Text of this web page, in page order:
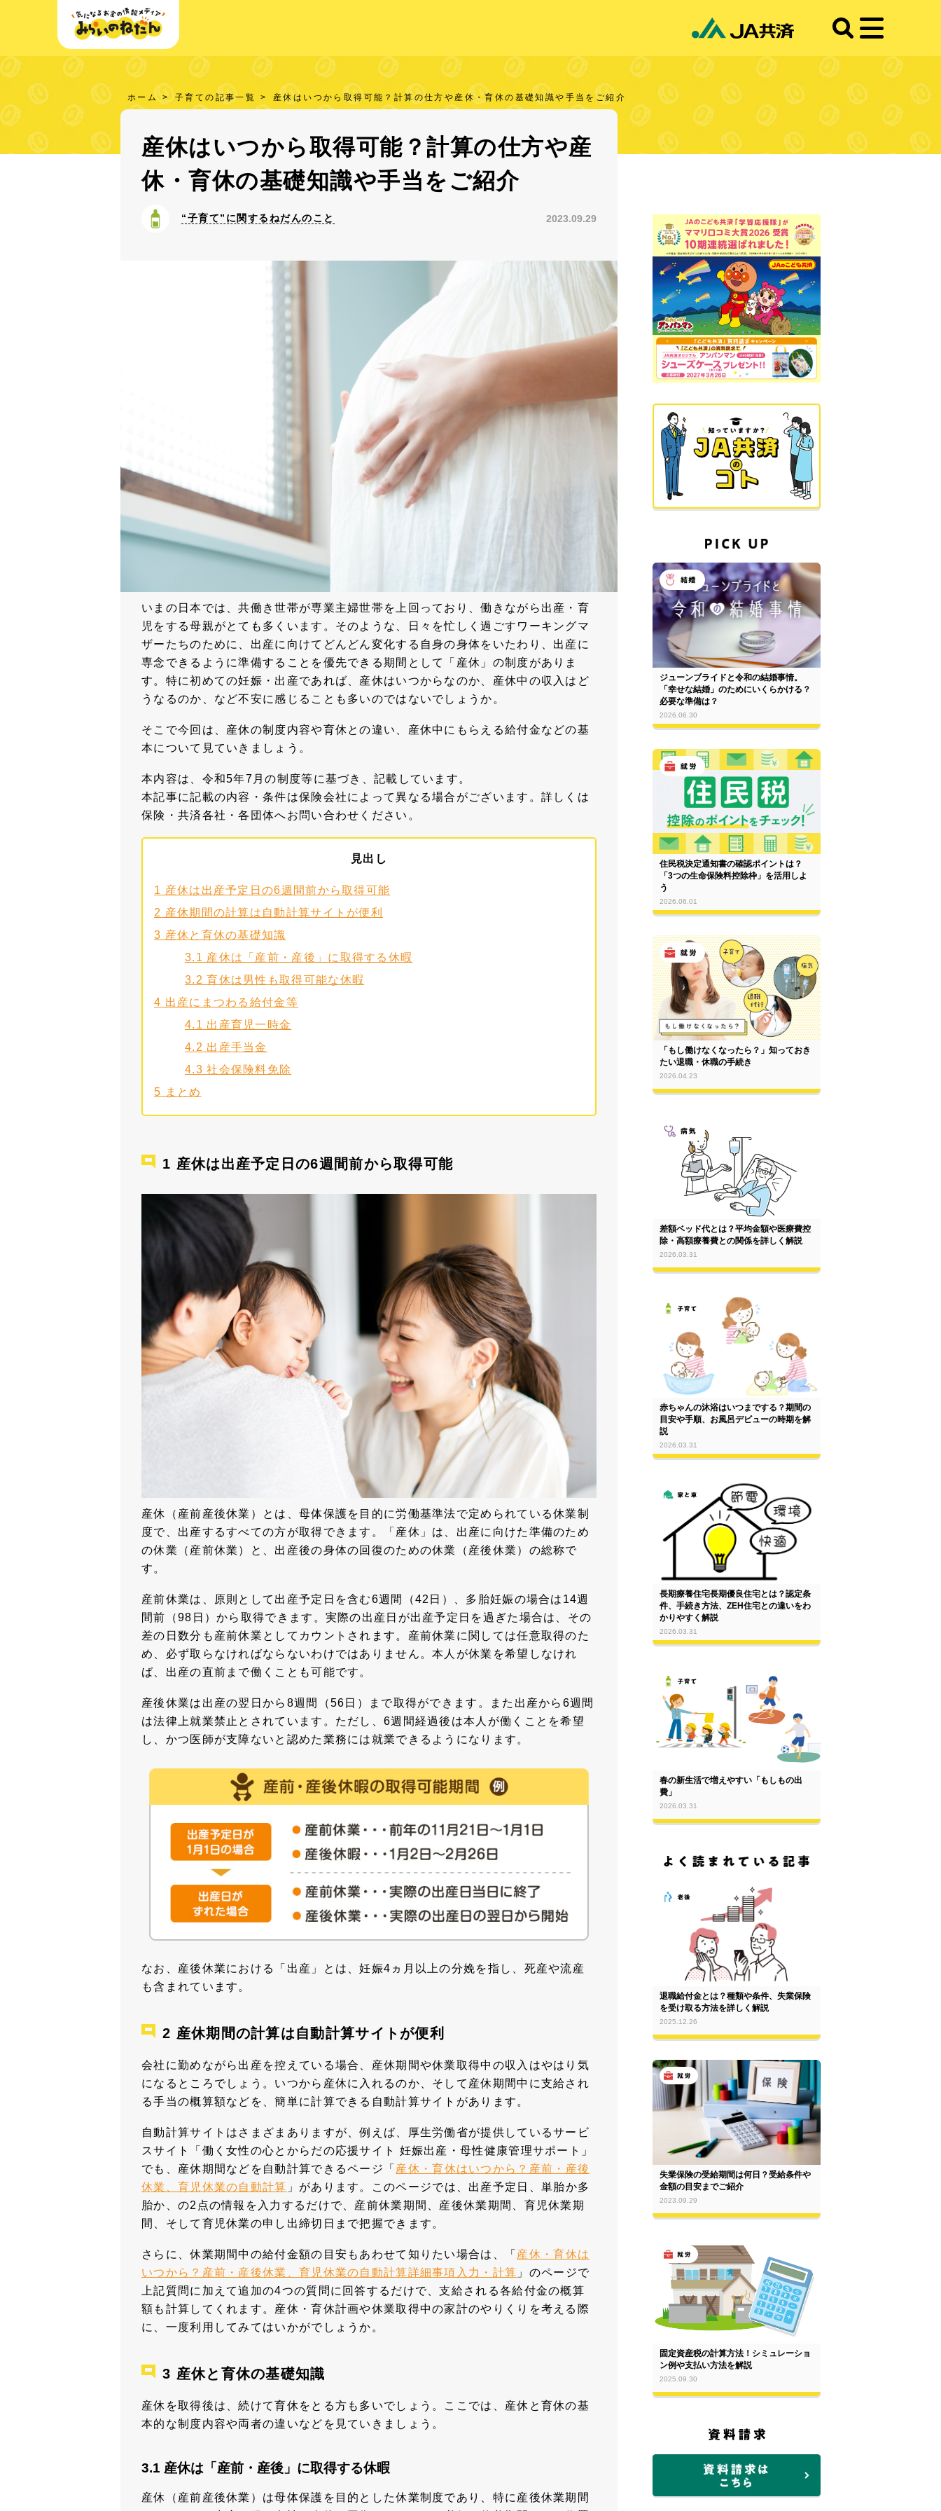
ホーム 子育ての記事一覧 産休はいつから取得可能？計算の仕方や産休・育休の基礎知識や手当をご紹介
産休はいつから取得可能？計算の仕方や産
休・育休の基礎知識や手当をご紹介
“子育て”に関するねだんのこと 2023.09.29
いまの日本では、共働き世帯が専業主婦世帯を上回っており、働きながら出産・育
児をする母親がとても多くいます。そのような、日々を忙しく過ごすワーキングマ
ザーたちのために、出産に向けてどんどん変化する自身の身体をいたわり、出産に
専念できるように準備することを優先できる期間として「産休」の制度がありま
す。特に初めての妊娠・出産であれば、産休はいつからなのか、産休中の収入はど
うなるのか、など不安に感じることも多いのではないでしょうか。
そこで今回は、産休の制度内容や育休との違い、産休中にもらえる給付金などの基
本について見ていきましょう。
本内容は、令和5年7月の制度等に基づき、記載しています。
本記事に記載の内容・条件は保険会社によって異なる場合がございます。詳しくは
保険・共済各社・各団体へお問い合わせください。
見出し
1 産休は出産予定日の6週間前から取得可能
2 産休期間の計算は自動計算サイトが便利
3 産休と育休の基礎知識
3.1 産休は「産前・産後」に取得する休暇
3.2 育休は男性も取得可能な休暇
4 出産にまつわる給付金等
4.1 出産育児一時金
4.2 出産手当金
4.3 社会保険料免除
5 まとめ
産休は出産予定日の6週間前から取得可能
産休（産前産後休業）とは、母体保護を目的に労働基準法で定められている休業制
度で、出産するすべての方が取得できます。「産休」は、出産に向けた準備のため
の休業（産前休業）と、出産後の身体の回復のための休業（産後休業）の総称で
す。
産前休業は、原則として出産予定日を含む6週間（42日）、多胎妊娠の場合は14週
間前（98日）から取得できます。実際の出産日が出産予定日を過ぎた場合は、その
差の日数分も産前休業としてカウントされます。産前休業に関しては任意取得のた
め、必ず取らなければならないわけではありません。本人が休業を希望しなけれ
ば、出産の直前まで働くことも可能です。
産後休業は出産の翌日から8週間（56日）まで取得ができます。また出産から6週間
は法律上就業禁止とされています。ただし、6週間経過後は本人が働くことを希望
し、かつ医師が支障ないと認めた業務には就業できるようになります。
なお、産後休業における「出産」とは、妊娠4ヵ月以上の分娩を指し、死産や流産
も含まれています。
産休期間の計算は自動計算サイトが便利
会社に勤めながら出産を控えている場合、産休期間や休業取得中の収入はやはり気
になるところでしょう。いつから産休に入れるのか、そして産休期間中に支給され
る手当の概算額などを、簡単に計算できる自動計算サイトがあります。
自動計算サイトはさまざまありますが、例えば、厚生労働省が提供しているサービ
スサイト「働く女性の心とからだの応援サイト 妊娠出産・母性健康管理サポート」
でも、産休期間などを自動計算できるページ「 産休・育休はいつから？産前・産後
休業、育児休業の自動計算 」があります。このページでは、出産予定日、単胎か多
胎か、の2点の情報を入力するだけで、産前休業期間、産後休業期間、育児休業期
間、そして育児休業の申し出締切日まで把握できます。
さらに、休業期間中の給付金額の目安もあわせて知りたい場合は、「 産休・育休は
いつから？産前・産後休業、育児休業の自動計算詳細事項入力・計算 」のページで
上記質問に加えて追加の4つの質問に回答するだけで、支給される各給付金の概算
額も計算してくれます。産休・育休計画や休業取得中の家計のやりくりを考える際
に、一度利用してみてはいかがでしょうか。
産休と育休の基礎知識
産休を取得後は、続けて育休をとる方も多いでしょう。ここでは、産休と育休の基
本的な制度内容や両者の違いなどを見ていきましょう。
産休は「産前・産後」に取得する休暇
産休（産前産後休業）は母体保護を目的とした休業制度であり、特に産後休業期間
ジューンブライドと令和の結婚事情。
「幸せな結婚」のためにいくらかける？
必要な準備は？
2026.06.30
住民税決定通知書の確認ポイントは？
「3つの生命保険料控除枠」を活用しよ
う
2026.06.01
「もし働けなくなったら？」知っておき
たい退職・休職の手続き
2026.04.23
差額ベッド代とは？平均金額や医療費控
除・高額療養費との関係を詳しく解説
2026.03.31
赤ちゃんの沐浴はいつまでする？期間の
目安や手順、お風呂デビューの時期を解
説
2026.03.31
長期療養住宅長期優良住宅とは？認定条
件、手続き方法、ZEH住宅との違いをわ
かりやすく解説
2026.03.31
春の新生活で増えやすい「もしもの出
費」
2026.03.31
退職給付金とは？種類や条件、失業保険
を受け取る方法を詳しく解説
2025.12.26
失業保険の受給期間は何日？受給条件や
金額の目安までご紹介
2023.09.29
固定資産税の計算方法！シミュレーショ
ン例や支払い方法を解説
2025.09.30